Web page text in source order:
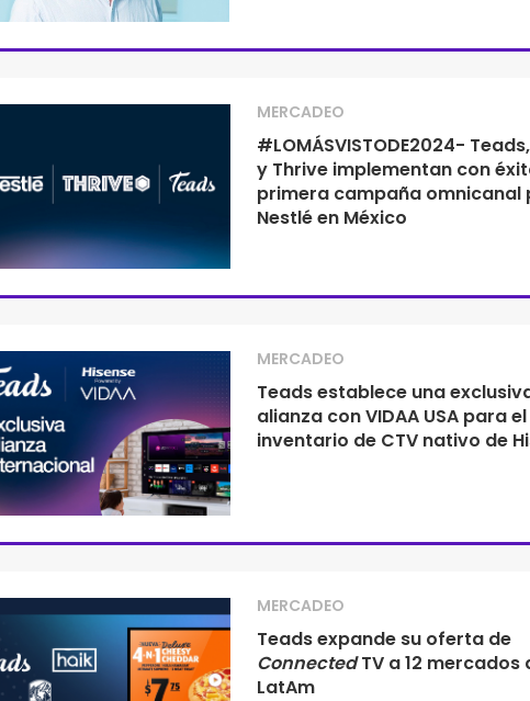
MERCADEO
#LOMÁSVISTODE2024-
y Thrive implementan con
primera campaña omnicanal
Nestlé en México
MERCADEO
Teads establece una
alianza con VIDAA USA para el
inventario de CTV nativo de
MERCADEO
Teads expande su oferta de
ConnectedTV a 12 mercados
LatAm